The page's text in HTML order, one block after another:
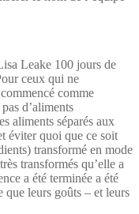
Leake 100 jours de
ceux qui ne
comme
d’aliments
aliments séparés aux
éviter quoi que ce soit
transformé en mode
transformés qu’elle a
a été terminée a été
que leurs goûts – et leurs